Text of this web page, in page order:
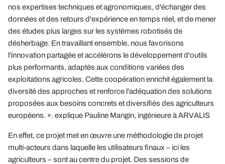
nos expertises techniques et agronomiques, d'échanger des
données et des retours d'expérience en temps réel, et de mener
des études plus larges sur les systèmes robotisés de
désherbage. En travaillant ensemble, nous favorisons
l'innovation partagée et accélérons le développement d'outils
plus performants, adaptés aux conditions variées des
exploitations agricoles. Cette coopération enrichit également la
diversité des approches et renforce l'adéquation des solutions
proposées aux besoins concrets et diversifiés des agriculteurs
européens. ». explique Pauline Mangin, ingénieure à ARVALIS
En effet, ce projet met en œuvre une méthodologie de projet
multi-acteurs dans laquelle les utilisateurs finaux – ici les
agriculteurs – sont au centre du projet. Des sessions de